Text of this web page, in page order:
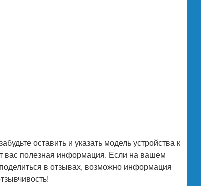
оставить и указать модель устройства к
вас полезная информация. Если на вашем
в отзывах, возможно информация